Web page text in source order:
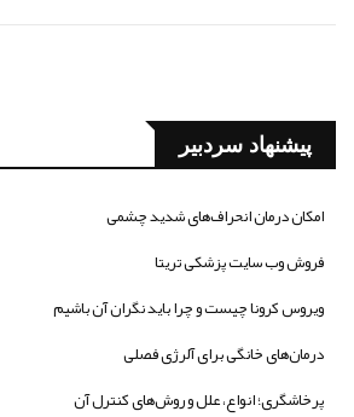
پیشنهاد سردبیر
امکان درمان انحراف‌های شدید چشمی
فروش وب سایت پزشکی تریتا
ویروس کرونا چیست و چرا باید نگران آن باشیم
درمان‌های خانگی برای آلرژی فصلی
پرخاشگری؛ انواع، علل و روش‌های کنترل آن